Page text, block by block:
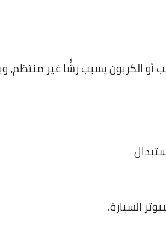
الكربون يسبب رشًّا غير منتظم،
السيارة.